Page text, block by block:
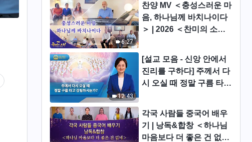
6:27
찬양 MV ＜충성스러운 마
음, 하나님께 바치나이다
＞ | 2026 ＜찬미의 소리
12:43
[설교 모음 - 신앙 안에서
진리를 구하다] 주께서 다
시 오실 때 정말 구름 타고
각국 사람들 중국어 배우
기 | 낭독&합창 ＜하나님
마음보다 더 좋은 건 없네